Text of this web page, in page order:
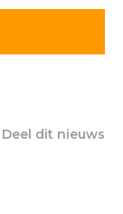
Deel dit nieuws